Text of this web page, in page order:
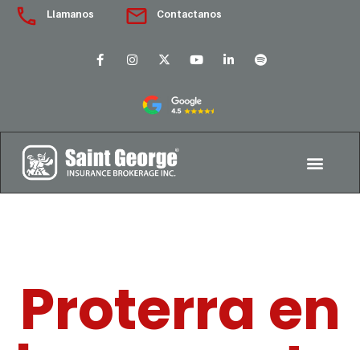
Llamanos Contactanos
Proterra en